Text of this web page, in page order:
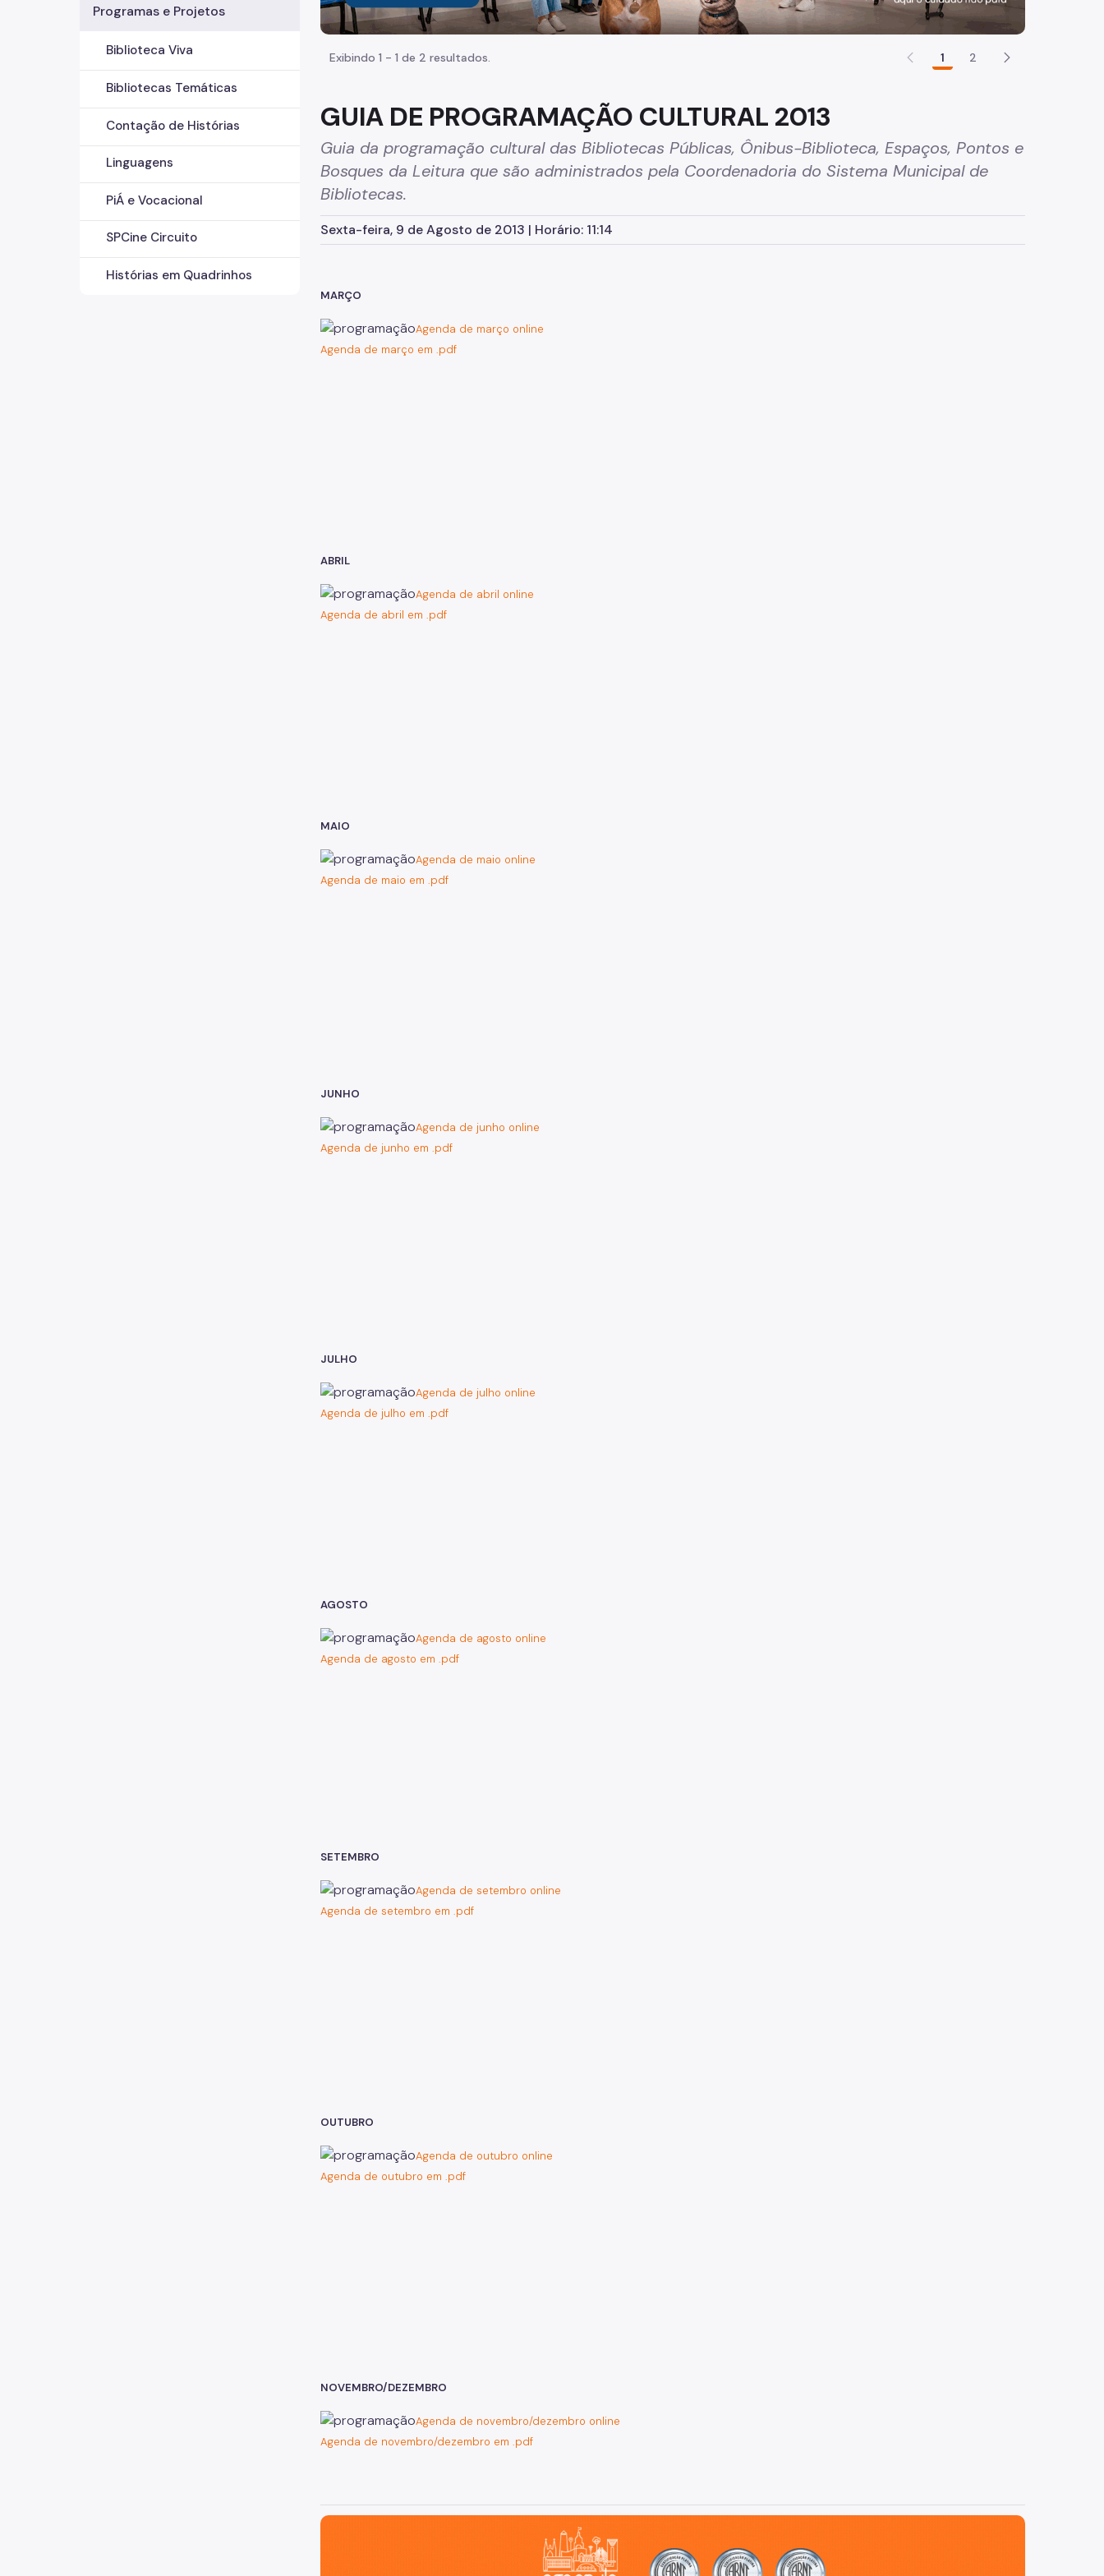
Programas e Projetos
Biblioteca Viva
Bibliotecas Temáticas
Contação de Histórias
Linguagens
PiÁ e Vocacional
SPCine Circuito
Histórias em Quadrinhos
Exibindo 1 - 1 de 2 resultados. 1 2
GUIA DE PROGRAMAÇÃO CULTURAL 2013
Guia da programação cultural das Bibliotecas Públicas, Ônibus-Biblioteca, Espaços, Pontos e
Bosques da Leitura que são administrados pela Coordenadoria do Sistema Municipal de
Bibliotecas.
Sexta-feira, 9 de Agosto de 2013 | Horário: 11:14
MARÇO
Agenda de março online
Agenda de março em .pdf
ABRIL
Agenda de abril online
Agenda de abril em .pdf
MAIO
Agenda de maio online
Agenda de maio em .pdf
JUNHO
Agenda de junho online
Agenda de junho em .pdf
JULHO
Agenda de julho online
Agenda de julho em .pdf
AGOSTO
Agenda de agosto online
Agenda de agosto em .pdf
SETEMBRO
Agenda de setembro online
Agenda de setembro em .pdf
OUTUBRO
Agenda de outubro online
Agenda de outubro em .pdf
NOVEMBRO/DEZEMBRO
Agenda de novembro/dezembro online
Agenda de novembro/dezembro em .pdf
São Paulo, cidade inteligente, resiliente e sustentável